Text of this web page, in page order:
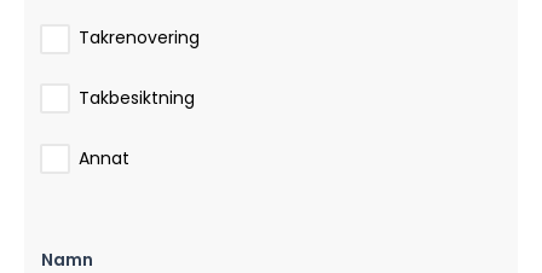
Takrenovering
Takbesiktning
Annat
Namn